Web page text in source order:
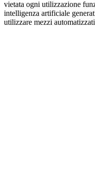
vietata ogni utilizzazione
intelligenza artificiale
utilizzare mezzi